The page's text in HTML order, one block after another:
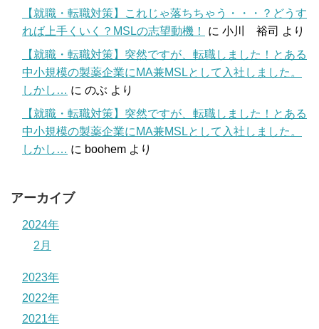
【就職・転職対策】これじゃ落ちちゃう・・・？どうす
れば上手くいく？MSLの志望動機！
に 小川 裕司 より
【就職・転職対策】突然ですが、転職しました！とある
中小規模の製薬企業にMA兼MSLとして入社しました。
しかし… に のぶ より
【就職・転職対策】突然ですが、転職しました！とある
中小規模の製薬企業にMA兼MSLとして入社しました。
しかし… に boohem より
アーカイブ
2024年
2月
2023年
2022年
2021年